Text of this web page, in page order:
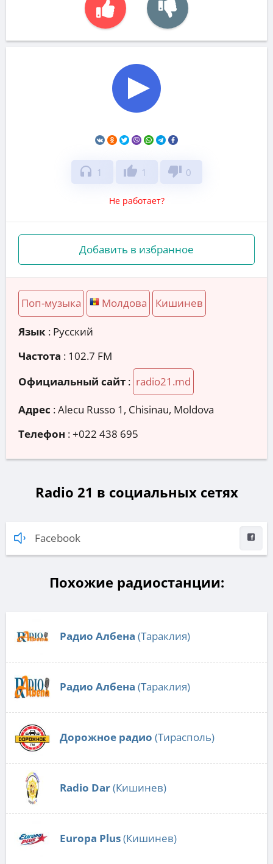
headphones 1 thumb_up 1 thumb_down 0
Не работает?
Добавить в избранное
Поп-музыка Молдова Кишинев
Язык : Русский
Частота : 102.7 FM
Официальный сайт : radio21.md
Адрес :Alecu Russo 1, Chisinau, Moldova
Телефон :+022 438 695
Radio 21 в социальных сетях
Facebook
Похожие радиостанции:
Радио Албена (Тараклия)
Радио Албена (Тараклия)
Дорожное радио (Тирасполь)
Radio Dar(Кишинев)
Europa Plus(Кишинев)